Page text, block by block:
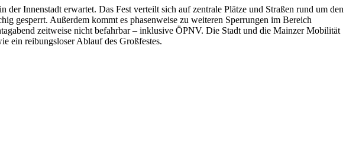
Innenstadt erwartet. Das Fest verteilt sich auf zentrale Plätze und Straßen rund um den
gesperrt. Außerdem kommt es phasenweise zu weiteren Sperrungen im Bereich
zeitweise nicht befahrbar – inklusive ÖPNV. Die Stadt und die Mainzer Mobilität
ein reibungsloser Ablauf des Großfestes.